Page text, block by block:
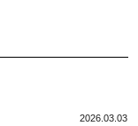
2026.03.03